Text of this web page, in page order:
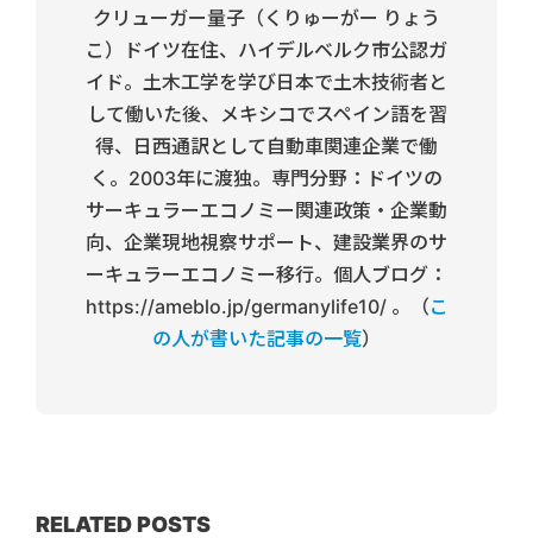
クリューガー量子（くりゅーがー りょう
こ）ドイツ在住、ハイデルベルク市公認ガ
イド。土木工学を学び日本で土木技術者と
して働いた後、メキシコでスペイン語を習
得、日西通訳として自動車関連企業で働
く。2003年に渡独。専門分野：ドイツの
サーキュラーエコノミー関連政策・企業動
向、企業現地視察サポート、建設業界のサ
ーキュラーエコノミー移行。個人ブログ：
https://ameblo.jp/germanylife10/ 。（こ
の人が書いた記事の一覧）
RELATED POSTS